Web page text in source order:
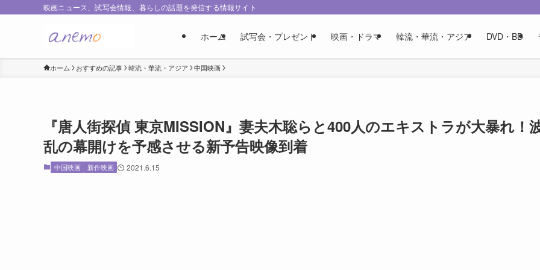
映画ニュース、試写会情報、暮らしの話題を発信する情報サイト
ホーム 試写会・プレゼント 映画・ドラマ 韓流・華流・アジア DVD・BD
ホーム おすすめの記事 韓流・華流・アジア 中国映画
『唐人街探偵 東京MISSION』妻夫木聡らと400人のエキストラが大暴れ！
乱の幕開けを予感させる新予告映像到着
中国映画 新作映画 2021.6.15